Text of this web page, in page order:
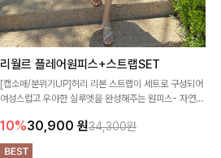
리월르 플레어원피스+스트랩SET
[캡소매/분위기UP]허리 리본 스트랩이 세트로 구성되어
여성스럽고 우아한 실루엣을 완성해주는 원피스- 자연스
면서도 여리한 무드로 입어져✨
10%30,900 원34,300원